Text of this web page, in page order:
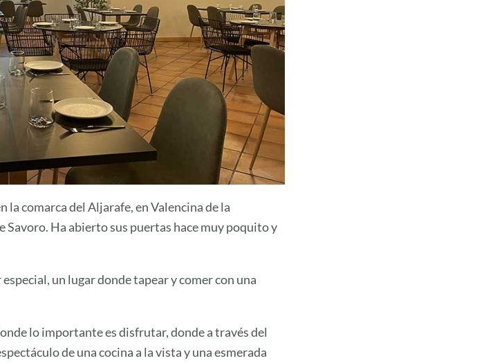
la comarca del Aljarafe, en Valencina de la
Ha abierto sus puertas hace muy poquito y
un lugar donde tapear y comer con una
lo importante es disfrutar, donde a través del
de una cocina a la vista y una esmerada